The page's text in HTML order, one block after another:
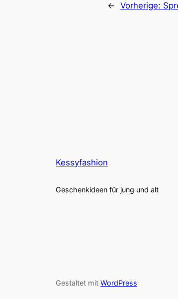
← Vorherige:
Kessyfashion
Geschenkideen für jung und alt
Gestaltet mit WordPress